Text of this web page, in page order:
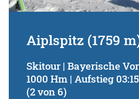
Aiplspitz (1759
Skitour | Bayerische
1000 Hm | Aufstieg
(2 von 6)